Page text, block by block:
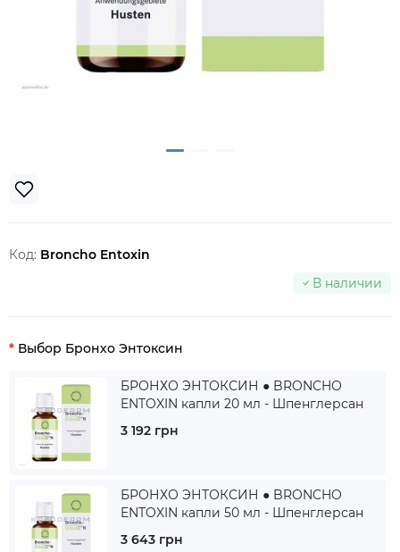
Код: Broncho Entoxin
В наличии
Выбор Бронхо Энтоксин
БРОНХО ЭНТОКСИН ● BRONCHO
ENTOXIN капли 20 мл - Шпенглерсан
3 192 грн
БРОНХО ЭНТОКСИН ● BRONCHO
ENTOXIN капли 50 мл - Шпенглерсан
3 643 грн